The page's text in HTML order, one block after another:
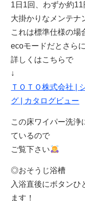
1日1回、わずか約11
大掛かりなメンテナ
これは標準仕様の場
ecoモードだとさら
詳しくはこちらで
↓
ＴＯＴＯ株式会社 |
グ | カタログビュー
この床ワイパー洗浄
ているので
ご覧下さい
◎おそうじ浴槽
入浴直後にボタンひ
ます！